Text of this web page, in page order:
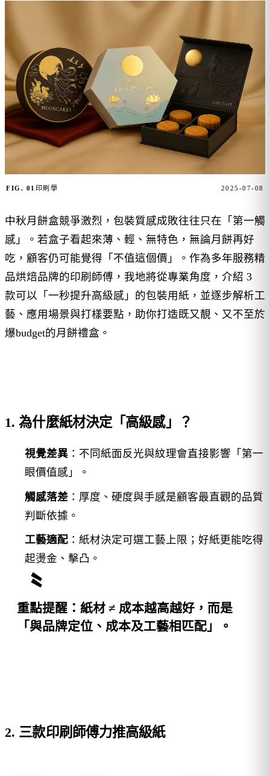
FIG. 01 印刷學 2025-07-08
中秋月餅盒競爭激烈，包裝質感成敗往往只在「第一觸
感」。若盒子看起來薄、輕、無特色，無論月餅再好
吃，顧客仍可能覺得「不值這個價」。作為多年服務精
品烘焙品牌的印刷師傅，我地將從專業角度，介紹 3
款可以「一秒提升高級感」的包裝用紙，並逐步解析工
藝、應用場景與打樣要點，助你打造既又靚、又不至於
爆budget的月餅禮盒。
1. 為什麼紙材決定「高級感」？
視覺差異：不同紙面反光與紋理會直接影響「第一
眼價值感」。
觸感落差：厚度、硬度與手感是顧客最直觀的品質
判斷依據。
工藝適配：紙材決定可選工藝上限；好紙更能吃得
起燙金、擊凸。
重點提醒 ：紙材 ≠ 成本越高越好，而是
「與品牌定位、成本及工藝相匹配」。
2. 三款印刷師傅力推高級紙